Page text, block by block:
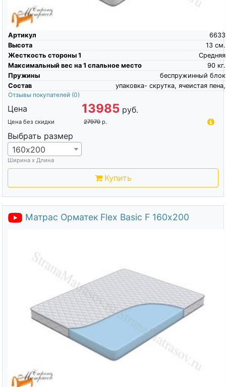
Артикул
6633
Высота
см.
13
Жесткость стороны 1
Средняя
Максимальный вес на 1 спальное место
кг.
90
Пружины
беспружинный блок
Состав
упаковка- скрутка, ячеистая пена,
Отзывы покупателей (0)
Цена 13985 руб.
Цена без скидки 27970 р.
Выбрать размер
160х200
Ширина х Длина
Купить
Матрас Орматек Flex Basic F 160х200